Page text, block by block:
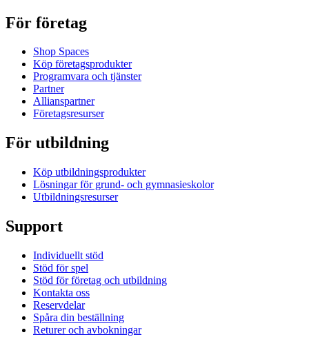
För företag
Shop Spaces
Köp företagsprodukter
Programvara och tjänster
Partner
Allianspartner
Företagsresurser
För utbildning
Köp utbildningsprodukter
Lösningar för grund- och gymnasieskolor
Utbildningsresurser
Support
Individuellt stöd
Stöd för spel
Stöd för företag och utbildning
Kontakta oss
Reservdelar
Spåra din beställning
Returer och avbokningar